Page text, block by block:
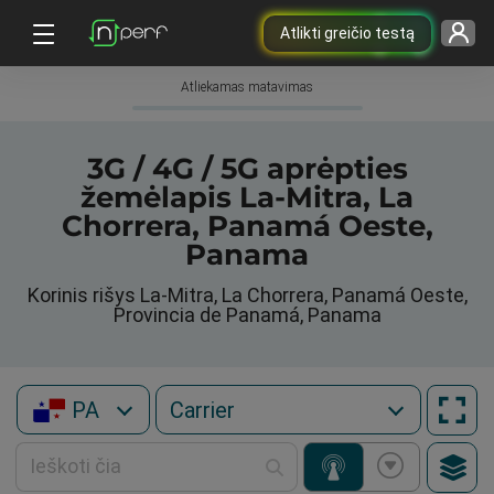
Atlikti greičio testą
Atliekamas matavimas
3G / 4G / 5G aprėpties
žemėlapis La-Mitra, La
Chorrera, Panamá Oeste,
Panama
Korinis rišys La-Mitra, La Chorrera, Panamá Oeste,
Provincia de Panamá, Panama
PA